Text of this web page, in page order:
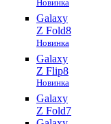
Новинка
Galaxy
Z Fold8
Новинка
Galaxy
Z Flip8
Новинка
Galaxy
Z Fold7